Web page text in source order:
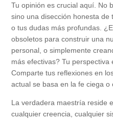
Tu opinión es crucial aquí. No
sino una disección honesta de
o tus dudas más profundas.
obsoletos para construir una
personal, o simplemente
más efectivas? Tu perspectiva
Comparte tus reflexiones en
actual se basa en la fe ciega
La verdadera maestría reside
cualquier creencia, cualquier